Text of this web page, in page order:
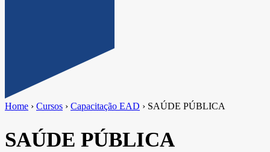
Home › Cursos › Capacitação EAD › SAÚDE PÚBLICA
SAÚDE PÚBLICA